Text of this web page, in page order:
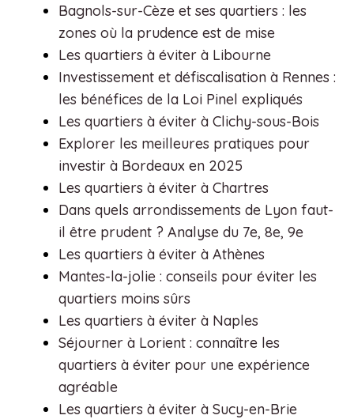
Bagnols-sur-Cèze et ses quartiers : les
zones où la prudence est de mise
Les quartiers à éviter à Libourne
Investissement et défiscalisation à Rennes :
les bénéfices de la Loi Pinel expliqués
Les quartiers à éviter à Clichy-sous-Bois
Explorer les meilleures pratiques pour
investir à Bordeaux en 2025
Les quartiers à éviter à Chartres
Dans quels arrondissements de Lyon faut-
il être prudent ? Analyse du 7e, 8e, 9e
Les quartiers à éviter à Athènes
Mantes-la-jolie : conseils pour éviter les
quartiers moins sûrs
Les quartiers à éviter à Naples
Séjourner à Lorient : connaître les
quartiers à éviter pour une expérience
agréable
Les quartiers à éviter à Sucy-en-Brie